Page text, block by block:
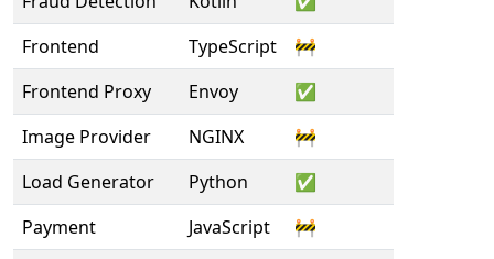
Frontend
TypeScript
🚧
Frontend Proxy
Envoy
✅
Image Provider
NGINX
🚧
Load Generator
Python
✅
Payment
JavaScript
🚧